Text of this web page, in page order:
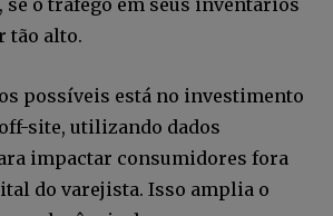
tão alto.
possíveis está no investimento
site, utilizando dados
impactar consumidores fora
do varejista. Isso amplia o